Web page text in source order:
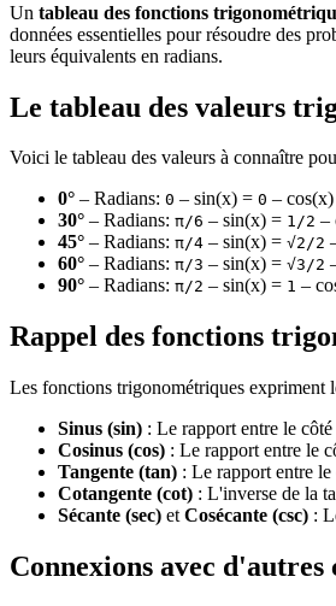
Un tableau des fonctions
données essentielles pour résoudre des
leurs équivalents en radians.
Le tableau des valeurs
Voici le tableau des valeurs à connaître
0° – Radians: 0 – sin(x) = 0 –
30° – Radians: π/6 – sin(x) = 1/2 –
45° – Radians: π/4 – sin(x) = √2/2
60° – Radians: π/3 – sin(x) = √3/2
90° – Radians: π/2 – sin(x) = 1 –
Rappel des fonctions
Les fonctions trigonométriques expriment
Sinus (sin) : Le rapport entre le
Cosinus (cos) : Le rapport entre le
Tangente (tan) : Le rapport entre le
Cotangente (cot) : L'inverse de la
Sécante (sec) et Cosécante (csc) :
Connexions avec